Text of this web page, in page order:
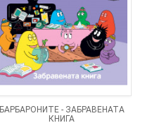
БАРБАРОНИТЕ - ЗАБРАВЕНАТА
КНИГА